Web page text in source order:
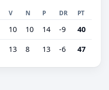
V N P DR PT
10 10 14 -9 40
13 8 13 -6 47